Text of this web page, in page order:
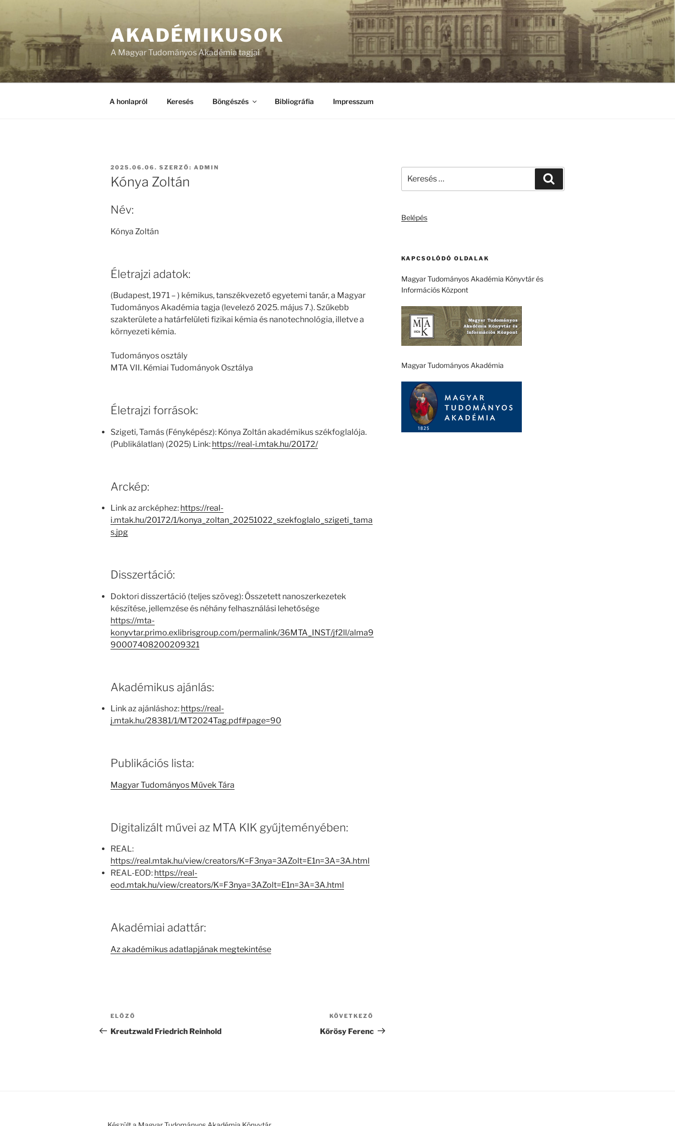
AKADÉMIKUSOK
A Magyar Tudományos Akadémia tagjai
A honlapról Keresés Böngészés Bibliográfia Impresszum
BEKÜLDVE:
2025.06.06. SZERZŐ: ADMIN
Kónya Zoltán
Név:
Kónya Zoltán
Életrajzi adatok:
(Budapest, 1971 – ) kémikus, tanszékvezető egyetemi tanár, a Magyar
Tudományos Akadémia tagja (levelező 2025. május 7.). Szűkebb
szakterülete a határfelületi fizikai kémia és nanotechnológia, illetve a
környezeti kémia.
Tudományos osztály
MTA VII. Kémiai Tudományok Osztálya
Életrajzi források:
Szigeti, Tamás (Fényképész): Kónya Zoltán akadémikus székfoglalója.
(Publikálatlan) (2025) Link: https://real-i.mtak.hu/20172/
Arckép:
Link az arcképhez: https://real-
i.mtak.hu/20172/1/konya_zoltan_20251022_szekfoglalo_szigeti_tama
s.jpg
Disszertáció:
Doktori disszertáció (teljes szöveg): Összetett nanoszerkezetek
készítése, jellemzése és néhány felhasználási lehetősége
https://mta-
konyvtar.primo.exlibrisgroup.com/permalink/36MTA_INST/jf2ll/alma9
90007408200209321
Akadémikus ajánlás:
Link az ajánláshoz: https://real-
j.mtak.hu/28381/1/MT2024Tag.pdf#page=90
Publikációs lista:
Magyar Tudományos Művek Tára
Digitalizált művei az MTA KIK gyűjteményében:
REAL:
https://real.mtak.hu/view/creators/K=F3nya=3AZolt=E1n=3A=3A.html
REAL-EOD: https://real-
eod.mtak.hu/view/creators/K=F3nya=3AZolt=E1n=3A=3A.html
Akadémiai adattár:
Az akadémikus adatlapjának megtekintése
Bejegyzés
navigáció
Korábbi
bejegyzés
ELŐZŐ
Kreutzwald Friedrich Reinhold
bejegyzés
KÖVETKEZŐ
Kőrösy Ferenc
következő
Belépés
KAPCSOLÓDÓ OLDALAK
Magyar Tudományos Akadémia Könyvtár és
Információs Központ
Magyar Tudományos Akadémia